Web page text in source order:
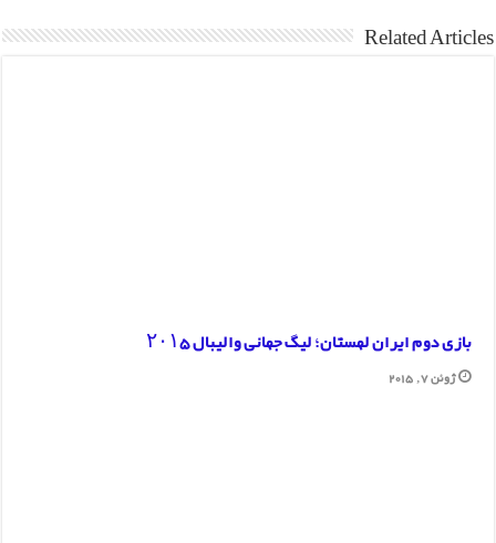
Related Articles
بازی دوم ایران لهستان؛ لیگ جهانی والیبال ۲۰۱۵
ژوئن 7, 2015